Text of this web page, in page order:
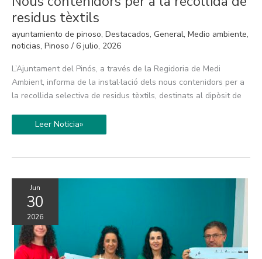
residus tèxtils
ayuntamiento de pinoso, Destacados, General, Medio ambiente,
noticias, Pinoso / 6 julio, 2026
L’Ajuntament del Pinós, a través de la Regidoria de Medi
Ambient, informa de la instal·lació dels nous contenidors per a
la recollida selectiva de residus tèxtils, destinats al dipòsit de
contenidors
per
a
recollida
de
Leer Noticia»
Jun
30
2026